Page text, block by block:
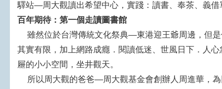
驛站—周大觀讀出希望中心，實踐：讀書、奉茶、義借
百年期待：第一個走讀圖書館
雖然位於台灣傳統文化祭典—東港迎王爺周邊，但
其實有限，加上網路成癮．閱讀低迷、世風日下．人
屜的小小空間，坐井觀天。
所以周大觀的爸爸—周大觀基金會創辦人周進華，